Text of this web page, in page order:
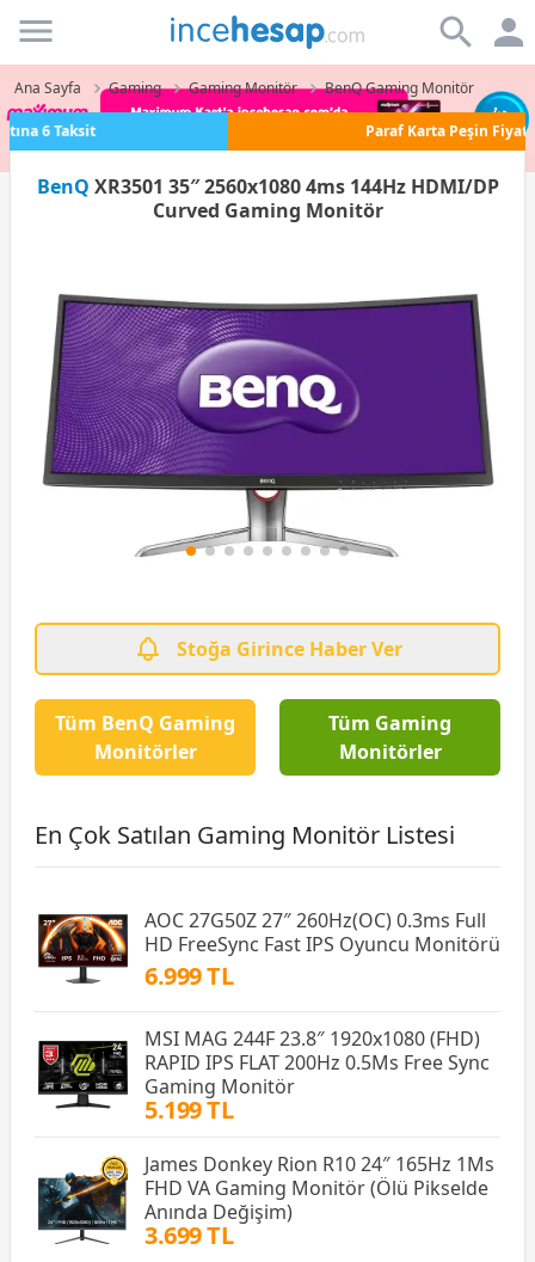
Incehesap
Ana Sayfa Gaming Gaming Monitör BenQ Gaming Monitör
Paraf Karta Peşin Fiyatına 3 Taksit
BenQ XR3501 35″ 2560x1080‎ 4ms 144Hz‎ HDMI/DP
Curved Gaming Monitör
Stoğa Girince Haber Ver
Tüm BenQ Gaming
Monitörler
Tüm Gaming
Monitörler
En Çok Satılan Gaming Monitör Listesi
AOC 27G50Z 27″ 260Hz(OC) 0.3ms Full
HD FreeSync Fast IPS Oyuncu Monitörü
6.999 TL
MSI MAG 244F 23.8″ 1920x1080 (FHD)
RAPID IPS FLAT 200Hz 0.5Ms Free Sync
Gaming Monitör
5.199 TL
James Donkey Rion R10 24″ 165Hz 1Ms
FHD VA Gaming Monitör (Ölü Pikselde
Anında Değişim)
3.699 TL